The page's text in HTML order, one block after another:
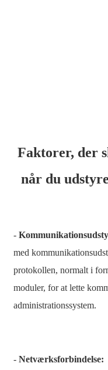
Faktorer, der
når du
-
med
protokollen, normalt i
moduler, for at lette
administrationssystem.
- Netværksforbindelse: